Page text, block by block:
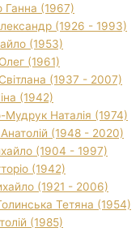
Ганна (1967)
(1926 - 1993)
(1953)
(1961)
(1937 - 2007)
(1942)
Наталія (1974)
(1948 - 2020)
(1904 - 1997)
(1942)
(1921 - 2006)
Тетяна (1954)
(1985)